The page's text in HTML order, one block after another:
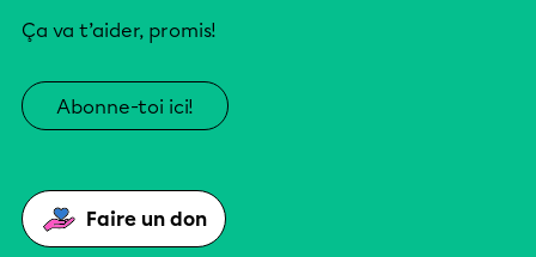
Ça va t’aider, promis!
Abonne-toi ici!
Faire un don